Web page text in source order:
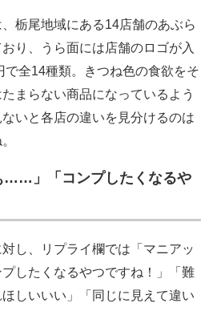
栃尾地域にある14店舗のあぶら
り、うら面には店舗のロゴが入
で全14種類。きつね色の食欲をそ
まらない商品になっているよう
いと各店の違いを見分けるのは
……」「コンプしたくなるや
し、リプライ欄では「マニアッ
したくなるやつですね！」「難
しいいい」「同じに見えて違い